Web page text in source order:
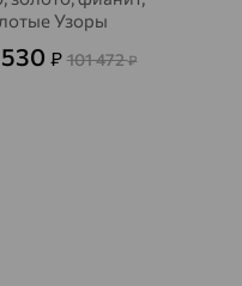
Узоры
₽ 101 472₽
Авсюнино